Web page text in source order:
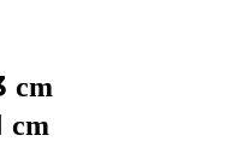
cm
cm